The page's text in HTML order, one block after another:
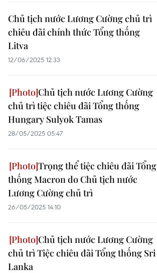
Chủ tịch nước Lương Cường chủ trì
chiêu đãi chính thức Tổng thống
Litva
12/06/2025 12:33
Chủ tịch nước Lương Cường
chủ trì tiệc chiêu đãi Tổng thống
Hungary Sulyok Tamas
28/05/2025 05:47
Trọng thể tiệc chiêu đãi Tổng
thống Macron do Chủ tịch nước
Lương Cường chủ trì
26/05/2025 14:10
Chủ tịch nước Lương Cường
chủ trì Tiệc chiêu đãi Tổng thống Sri
Lanka